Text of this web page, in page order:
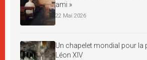
ami »
22 Mai 2026
Un chapelet mondial pour la
Léon XIV